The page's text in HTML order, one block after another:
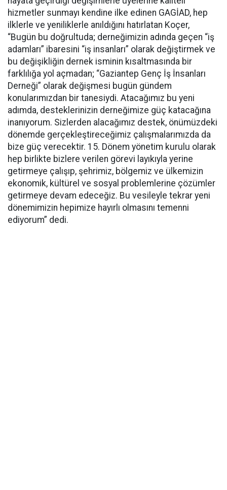
hizmetler sunmayı kendine ilke edinen GAGİAD, hep
ilklerle ve yeniliklerle anıldığını hatırlatan Koçer,
“Bugün bu doğrultuda; derneğimizin adında geçen “iş
adamları” ibaresini “iş insanları” olarak değiştirmek ve
bu değişikliğin dernek isminin kısaltmasında bir
farklılığa yol açmadan; “Gaziantep Genç İş İnsanları
Derneği” olarak değişmesi bugün gündem
konularımızdan bir tanesiydi. Atacağımız bu yeni
adımda, desteklerinizin derneğimize güç katacağına
inanıyorum. Sizlerden alacağımız destek, önümüzdeki
dönemde gerçekleştireceğimiz çalışmalarımızda da
bize güç verecektir. 15. Dönem yönetim kurulu olarak
hep birlikte bizlere verilen görevi layıkıyla yerine
getirmeye çalışıp, şehrimiz, bölgemiz ve ülkemizin
ekonomik, kültürel ve sosyal problemlerine çözümler
getirmeye devam edeceğiz. Bu vesileyle tekrar yeni
dönemimizin hepimize hayırlı olmasını temenni
ediyorum” dedi.